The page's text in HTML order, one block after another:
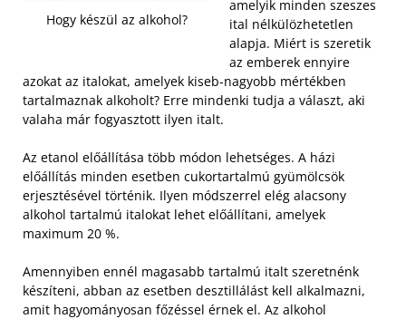
Hogy készül az alkohol?
amelyik minden szeszes
ital nélkülözhetetlen
alapja. Miért is szeretik
az emberek ennyire
azokat az italokat, amelyek kiseb-nagyobb mértékben
tartalmaznak alkoholt? Erre mindenki tudja a választ, aki
valaha már fogyasztott ilyen italt.
Az etanol előállítása több módon lehetséges. A házi
előállítás minden esetben cukortartalmú gyümölcsök
erjesztésével történik. Ilyen módszerrel elég alacsony
alkohol tartalmú italokat lehet előállítani, amelyek
maximum 20 %.
Amennyiben ennél magasabb tartalmú italt szeretnénk
készíteni, abban az esetben desztillálást kell alkalmazni,
amit hagyományosan főzéssel érnek el. Az alkohol